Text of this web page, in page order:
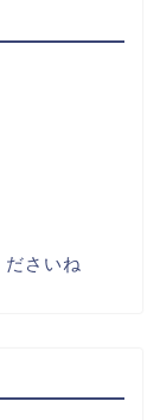
ださいね